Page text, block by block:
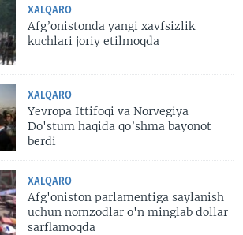
XALQARO
Afg’onistonda yangi xavfsizlik
kuchlari joriy etilmoqda
XALQARO
Yevropa Ittifoqi va Norvegiya
Do'stum haqida qo’shma bayonot
berdi
XALQARO
Afg'oniston parlamentiga saylanish
uchun nomzodlar o'n minglab dollar
sarflamoqda